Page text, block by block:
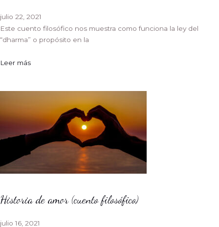
julio 22, 2021
Este cuento filosófico nos muestra como funciona la ley del
“dharma” o propósito en la
Leer más
Historia de amor (cuento filosófico)
julio 16, 2021